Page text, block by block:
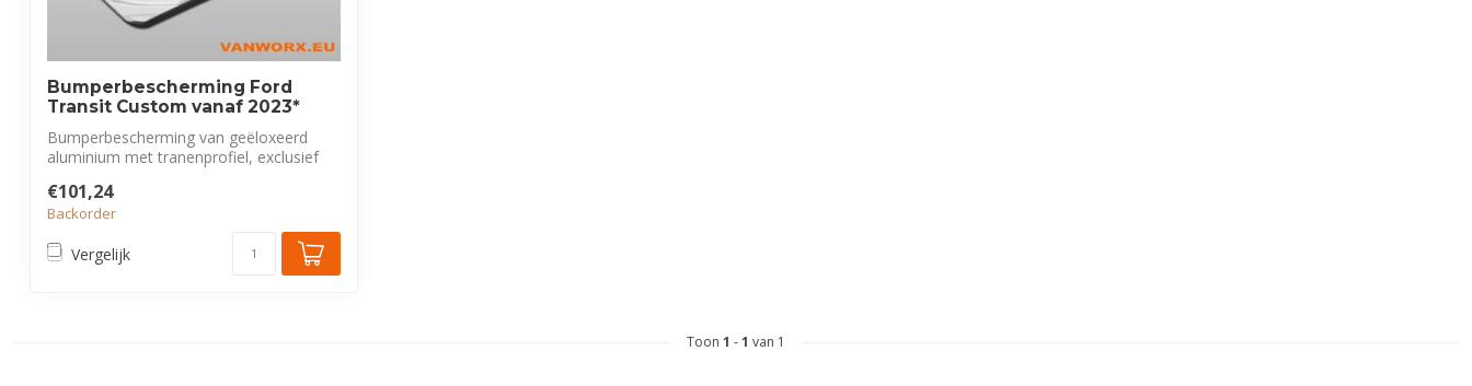
Bumperbescherming Ford
Transit Custom vanaf 2023*
Bumperbescherming van geëloxeerd
aluminium met tranenprofiel, exclusief
€101,24
Backorder
Vergelijk
Toon 1 -1 van 1